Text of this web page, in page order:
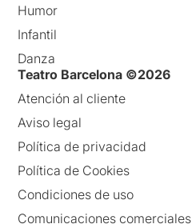
Humor
Infantil
Danza
Teatro Barcelona ©2026
Atención al cliente
Aviso legal
Política de privacidad
Política de Cookies
Condiciones de uso
Comunicaciones